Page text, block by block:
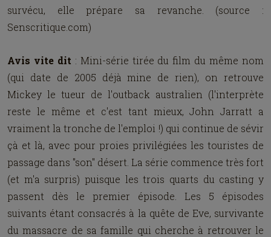
survécu, elle prépare sa revanche. (source :
Senscritique.com)
Avis vite dit : Mini-série tirée du film du même nom
(qui date de 2005 déjà mine de rien), on retrouve
Mickey le tueur de l'outback australien (l'interprète
reste le même et c'est tant mieux, John Jarratt a
vraiment la tronche de l'emploi !) qui continue de sévir
çà et là, avec pour proies privilégiées les touristes de
passage dans "son" désert. La série commence très fort
(et m'a surpris) puisque les trois quarts du casting y
passent dès le premier épisode. Les 5 épisodes
suivants étant consacrés à la quête de Eve, survivante
du massacre de sa famille qui cherche à retrouver le